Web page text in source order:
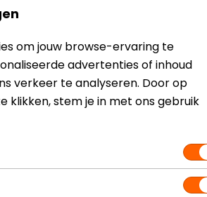
om jouw browse-ervaring te
advertenties of inhoud
verkeer te analyseren. Door op
klikken, stem je in met ons gebruik